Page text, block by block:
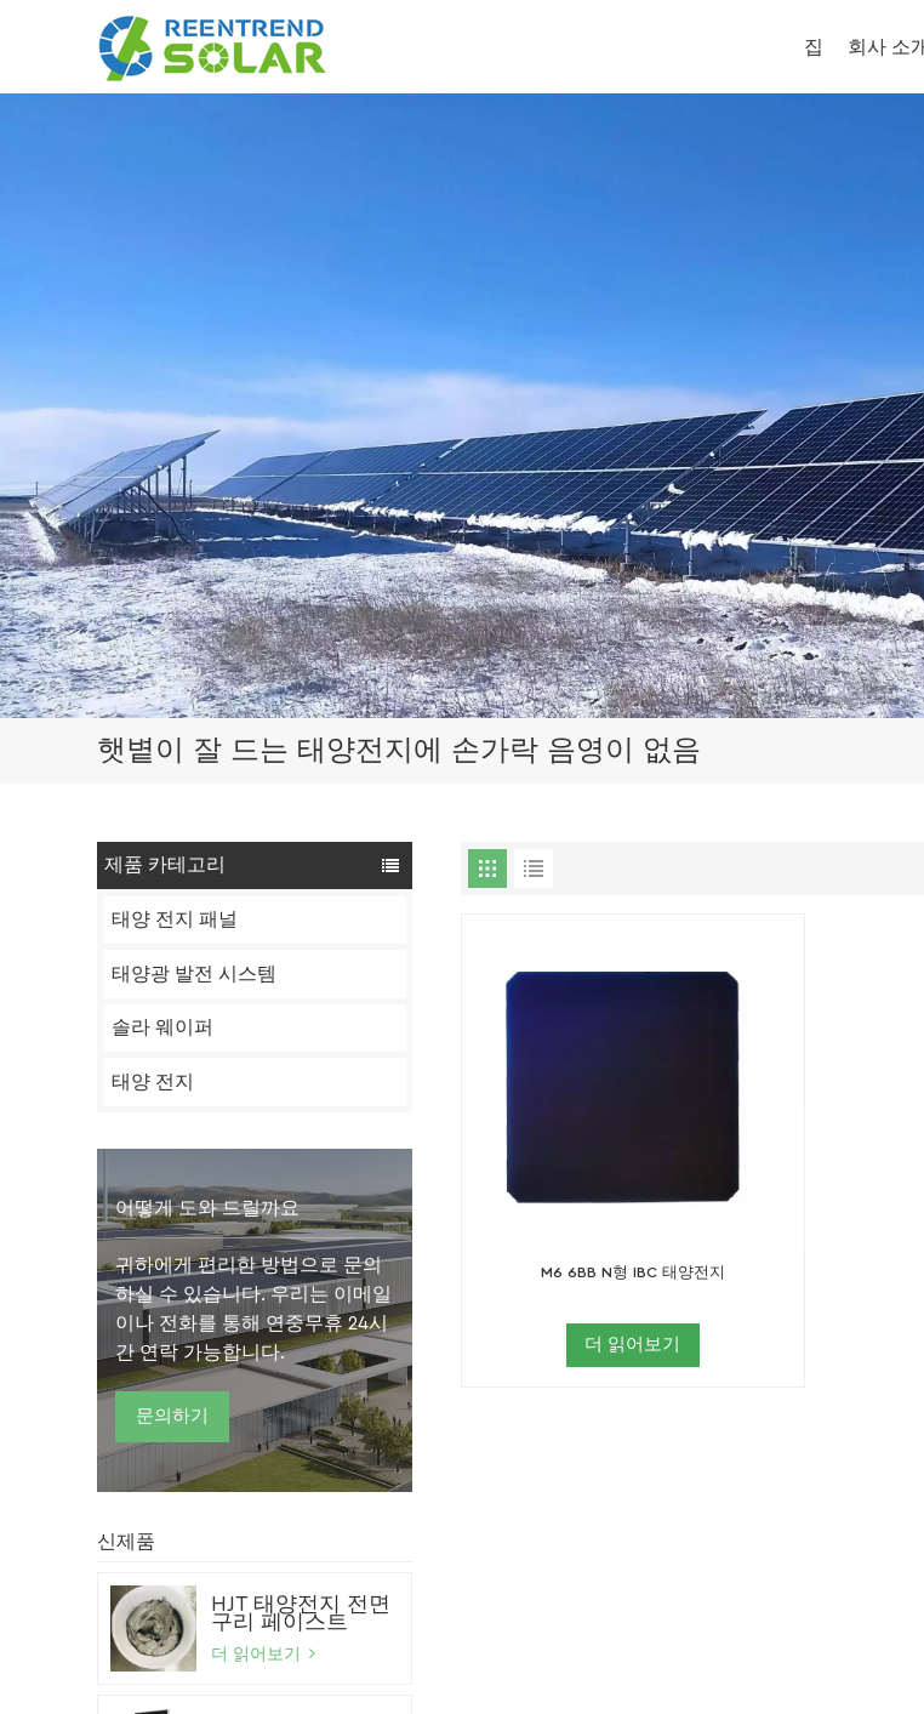
집 회사 소
햇볕이 잘 드는 태양전지에 손가락 음영이 없음
제품 카테고리
태양 전지 패널
태양광 발전 시스템
솔라 웨이퍼
태양 전지
어떻게 도와 드릴까요
귀하에게 편리한 방법으로 문의
하실 수 있습니다. 우리는 이메일
이나 전화를 통해 연중무휴 24시
간 연락 가능합니다.
문의하기
신제품
HJT 태양전지 전면
구리 페이스트
더 읽어보기
M6 6BB N형 IBC 태양전지
더 읽어보기